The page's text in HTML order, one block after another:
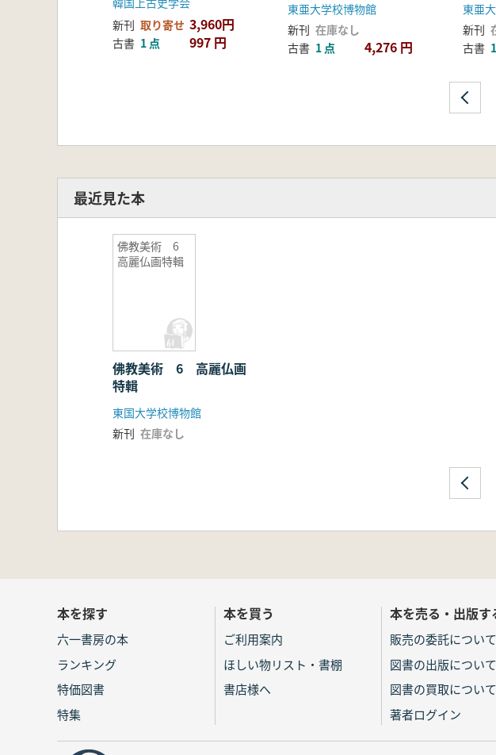
新刊 取り寄せ 3,960円
古書 1 点 997 円
東亜大学校博物館
新刊 在庫なし
古書 1 点 4,276 円
東亜
新刊
古書
最近見た本
佛教美術 6
高麗仏画特輯
佛教美術 6 高麗仏画
特輯
東国大学校博物館
新刊 在庫なし
本を探す
六一書房の本
ランキング
特価図書
特集
本を買う
ご利用案内
ほしい物リスト・書棚
書店様へ
本を売る・出版す
販売の委託について
図書の出版について
図書の買取について
著者ログイン